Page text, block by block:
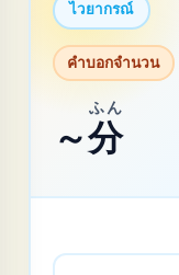
ไวยากรณ์
คำบอกจำนวน
～分
ふん